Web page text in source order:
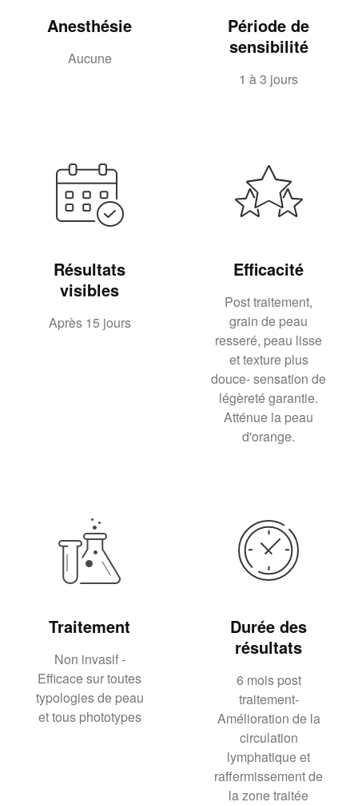
Anesthésie
Aucune
Période de
sensibilité
1 à 3 jours
Résultats
visibles
Après 15 jours
Efficacité
Post traitement,
grain de peau
resseré, peau lisse
et texture plus
douce- sensation de
légèreté garantie.
Atténue la peau
d'orange.
Traitement
Non invasif -
Efficace sur toutes
typologies de peau
et tous phototypes
Durée des
résultats
6 mois post
traitement-
Amélioration de la
circulation
lymphatique et
raffermissement de
la zone traitée